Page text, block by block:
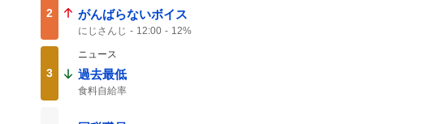
2 がんばらないボイス
にじさんじ 12:00 12%
3
ニュース
過去最低
食料自給率